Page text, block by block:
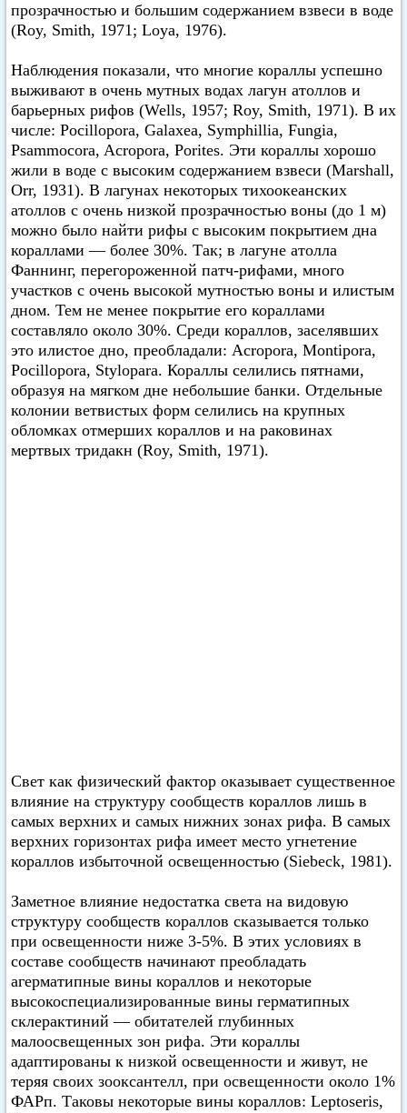
прозрачностью и большим содержанием взвеси в воде
(Roy, Smith, 1971; Loya, 1976).
Наблюдения показали, что многие кораллы успешно
выживают в очень мутных водах лагун атоллов и
барьерных рифов (Wells, 1957; Roy, Smith, 1971). В их
числе: Pocillopora, Galaxea, Symphillia, Fungia,
Psammocora, Acropora, Porites. Эти кораллы хорошо
жили в воде с высоким содержанием взвеси (Marshall,
Оrr, 1931). В лагунах некоторых тихоокеанских
атоллов с очень низкой прозрачностью воны (до 1 м)
можно было найти рифы с высоким покрытием дна
кораллами — более 30%. Так; в лагуне атолла
Фаннинг, перегороженной патч-рифами, много
участков с очень высокой мутностью воны и илистым
дном. Тем не менее покрытие его кораллами
составляло около 30%. Среди кораллов, заселявших
это илистое дно, преобладали: Acropora, Montipora,
Pocillopora, Stylopara. Кораллы селились пятнами,
образуя на мягком дне небольшие банки. Отдельные
колонии ветвистых форм селились на крупных
обломках отмерших кораллов и на раковинах
мертвых тридакн (Roy, Smith, 1971).
Свет как физический фактор оказывает существенное
влияние на структуру сообществ кораллов лишь в
самых верхних и самых нижних зонах рифа. В самых
верхних горизонтах рифа имеет место угнетение
кораллов избыточной освещенностью (Siebeck, 1981).
Заметное влияние недостатка света на видовую
структуру сообществ кораллов сказывается только
при освещенности ниже 3-5%. В этих условиях в
составе сообществ начинают преобладать
агерматипные вины кораллов и некоторые
высокоспециализированные вины герматипных
склерактиний — обитателей глубинных
малоосвещенных зон рифа. Эти кораллы
адаптированы к низкой освещенности и живут, не
теряя своих зооксантелл, при освещенности около 1%
ФАРп. Таковы некоторые вины кораллов: Leptoseris,